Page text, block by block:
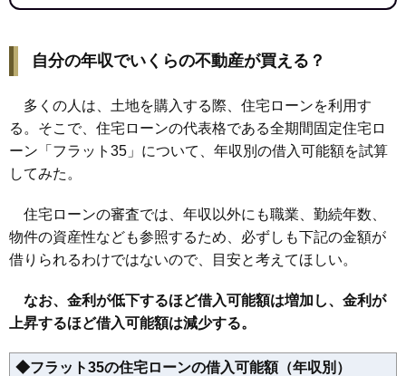
自分の年収でいくらの不動産が買える？
多くの人は、土地を購入する際、住宅ローンを利用す
る。そこで、住宅ローンの代表格である全期間固定住宅ロ
ーン「フラット35」について、年収別の借入可能額を試算
してみた。
住宅ローンの審査では、年収以外にも職業、勤続年数、
物件の資産性なども参照するため、必ずしも下記の金額が
借りられるわけではないので、目安と考えてほしい。
なお、金利が低下するほど借入可能額は増加し、金利が
上昇するほど借入可能額は減少する。
◆フラット35の住宅ローンの借入可能額（年収別）